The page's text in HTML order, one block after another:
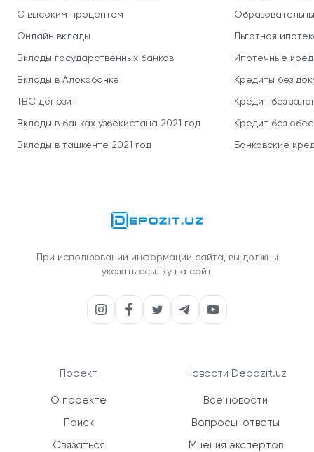
С высоким процентом
Онлайн вклады
Вклады государственных банков
Вклады в Алокабанке
TBC депозит
Вклады в банках узбекистана 2021 год
Вклады в ташкенте 2021 год
Льготная
Ипотечные
Кредиты без
Кредит без
Кредит без
Банковские
При использовании информации сайта, вы должны
указать ссылку на сайт.
Проект
О проекте
Поиск
Связаться
Новости Depozit.uz
Все новости
Вопросы-ответы
Мнения экспертов